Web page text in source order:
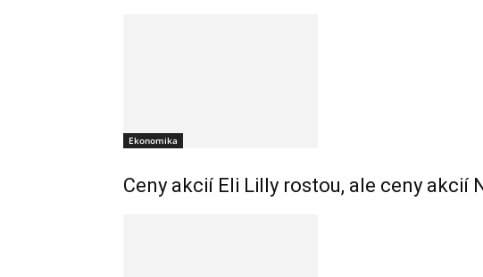
Ekonomika
Ceny akcií Eli Lilly rostou, ale ceny akcií